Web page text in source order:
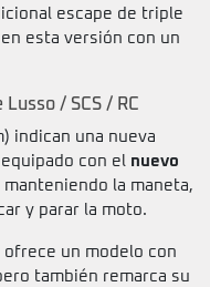
escape de triple
esta versión con un
/ SCS / RC
indican una nueva
con el nuevo
manteniendo la maneta,
y parar la moto.
ofrece un modelo con
también remarca su